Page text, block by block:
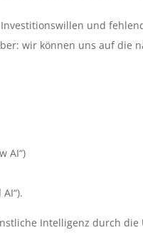
und
wir können uns auf die
AI“)
Intelligenz durch